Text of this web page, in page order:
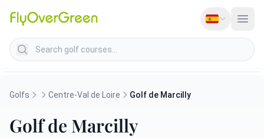
Search golf courses
Golfs Centre-Val de Loire Golf de Marcilly
Golf de Marcilly